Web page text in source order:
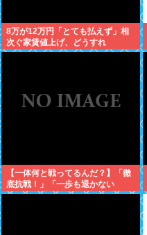
8万が12万円「とても払えず」相
次ぐ家賃値上げ、どうすれ
ば・・・？
【一体何と戦ってるんだ？】「徹
底抗戦！」「一歩も退かない
ぞ！」原爆公園の前の極左を機動